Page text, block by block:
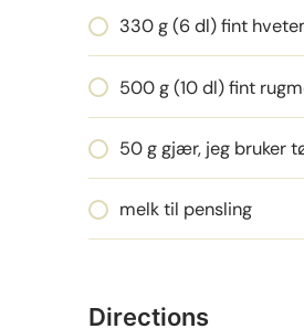
330 g (6 dl) fint
500 g (10 dl) fint
50 g gjær, jeg bruker
melk til pensling
Directions